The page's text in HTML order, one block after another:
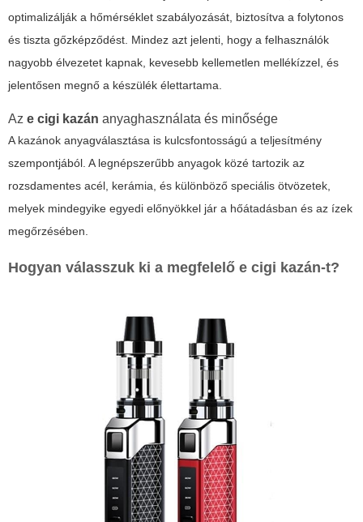
optimalizálják a hőmérséklet szabályozását, biztosítva a folytonos
és tiszta gőzképződést. Mindez azt jelenti, hogy a felhasználók
nagyobb élvezetet kapnak, kevesebb kellemetlen mellékízzel, és
jelentősen megnő a készülék élettartama.
Az e cigi kazán anyaghasználata és minősége
A kazánok anyagválasztása is kulcsfontosságú a teljesítmény
szempontjából. A legnépszerűbb anyagok közé tartozik az
rozsdamentes acél, kerámia, és különböző speciális ötvözetek,
melyek mindegyike egyedi előnyökkel jár a hőátadásban és az ízek
megőrzésében.
Hogyan válasszuk ki a megfelelő e cigi kazán-t?